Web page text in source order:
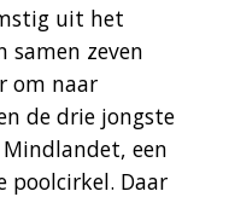
uit het
samen zeven
om naar
de drie jongste
een
poolcirkel. Daar